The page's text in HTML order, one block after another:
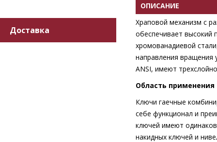
Доставка
ОПИСАНИЕ
Храповой механизм с
обеспечивает высокий
хромованадиевой
направления вращения
ANSI, имеют
Область применения
Ключи гаечные
себе функционал и
ключей имеют
накидных ключей и